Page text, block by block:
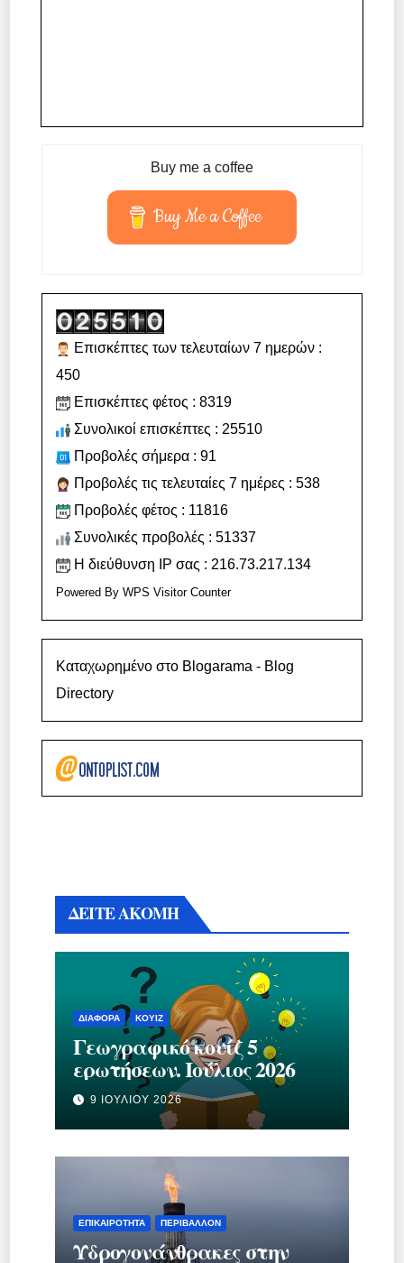
Buy me a coffee
Buy Me a Coffee
Επισκέπτες των τελευταίων 7 ημερών :
450
Επισκέπτες φέτος : 8319
Συνολικοί επισκέπτες : 25510
Προβολές σήμερα : 91
Προβολές τις τελευταίες 7 ημέρες : 538
Προβολές φέτος : 11816
Συνολικές προβολές : 51337
Η διεύθυνση IP σας : 216.73.217.134
Powered ByWPS Visitor Counter
Καταχωρημένο στο Blogarama - Blog
Directory
ΔΕΙΤΕ ΑΚΟΜΗ
ΔΙΆΦΟΡΑ ΚΟΥΊΖ
Γεωγραφικό κουίζ 5
ερωτήσεων. Ιούλιος 2026
9 ΙΟΥΛΊΟΥ 2026
ΕΠΙΚΑΙΡΌΤΗΤΑ ΠΕΡΙΒΆΛΛΟΝ
Υδρογονάνθρακες στην